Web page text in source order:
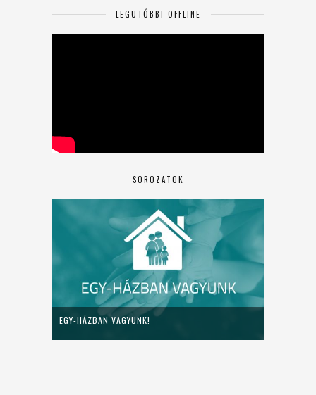
LEGUTÓBBI OFFLINE
SOROZATOK
EGY-HÁZBAN VAGYUNK!